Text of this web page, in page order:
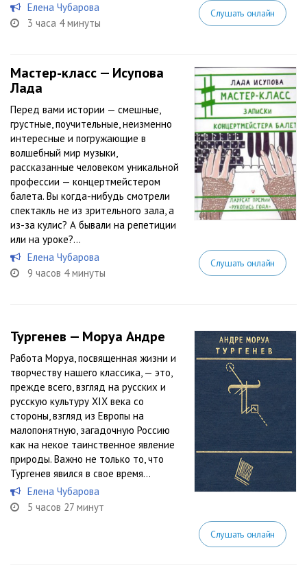
Елена Чубарова
3 часа 4 минуты
Слушать онлайн
Мастер-класс — Исупова
Лада
Перед вами истории — смешные,
грустные, поучительные, неизменно
интересные и погружающие в
волшебный мир музыки,
рассказанные человеком уникальной
профессии — концертмейстером
балета. Вы когда-нибудь смотрели
спектакль не из зрительного зала, а
из-за кулис? А бывали на репетиции
или на уроке?...
Елена Чубарова
9 часов 4 минуты
Слушать онлайн
Тургенев — Моруа Андре
Работа Моруа, посвященная жизни и
творчеству нашего классика, — это,
прежде всего, взгляд на русских и
русскую культуру XIX века со
стороны, взгляд из Европы на
малопонятную, загадочную Россию
как на некое таинственное явление
природы. Важно не только то, что
Тургенев явился в свое время...
Елена Чубарова
5 часов 27 минут
Слушать онлайн